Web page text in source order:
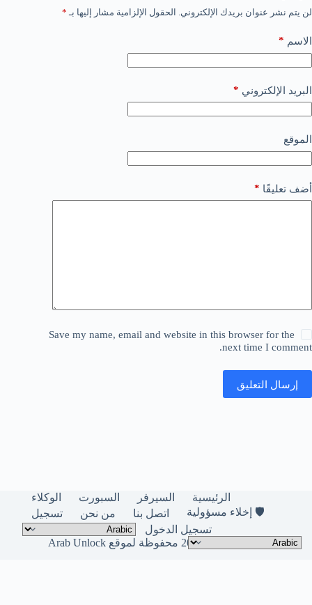
لن يتم نشر عنوان بريدك الإلكتروني. الحقول الإلزامية مشار إليها بـ *
الاسم *
البريد الإلكتروني *
الموقع
أضف تعليقًا *
Save my name, email and website in this browser for the
next time I comment.
إرسال التعليق
الرئيسية السيرفر السبورت
الوكلاء
🛡️ إخلاء مسؤولية
اتصل بنا من نحن
تسجيل
تسجيل الدخول
حقوق النشر © لعام 2026 محفوظة لموقع Arab Unlock